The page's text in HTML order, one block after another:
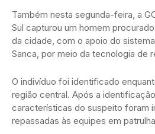
Também nesta segunda-feira, a
Sul capturou um homem
da cidade, com o apoio do
Sanca, por meio da tecnologia de
O indivíduo foi identificado
região central. Após a
características do suspeito foram
repassadas às equipes em